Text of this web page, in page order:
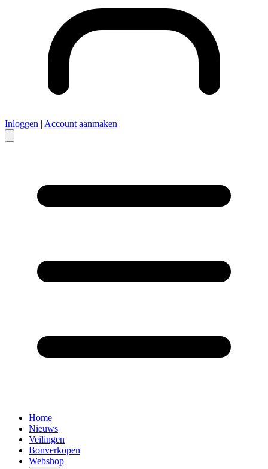
Inloggen | Account aanmaken
Home
Nieuws
Veilingen
Bonverkopen
Webshop